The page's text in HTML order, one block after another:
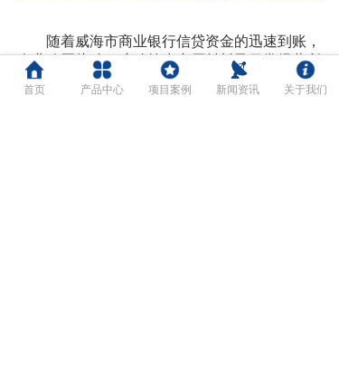
随着威海市商业银行信贷资金的迅速到账，
企业购买盐酸、硫酸等生产原材料及日常经营所
需资金得到及时满足，生产效率持续提高，产量
不断扩大，市场占比进一步提升。同时，因减少
首页 产品中心 项目案例 新闻资讯 关于我们